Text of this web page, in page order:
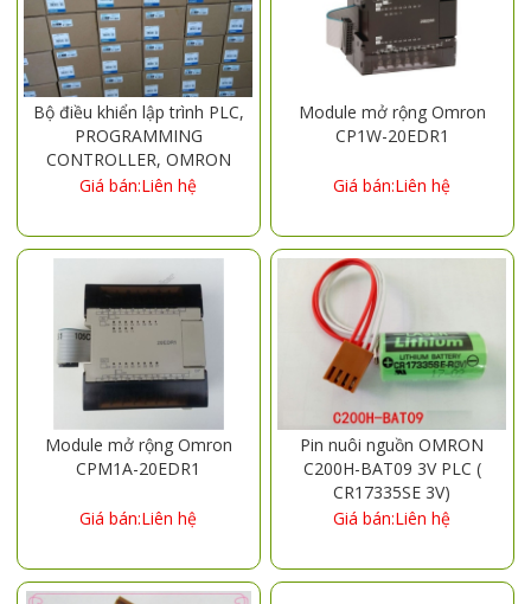
Bộ điều khiển lập trình PLC,
PROGRAMMING
CONTROLLER, OMRON
CPM2AE-60CDR-A, CPM2A-
CPM2A-40CDR-A, CPM2A-
60CDR-A, CPM2A-30CDR-
D, CPM2A-40CDR-D,
CPM2A-60CDR-D, CPM2A-
30CDT-D, CPM2A-40CDT-
D, CPM2A-60CDT-D,
CPM2AH-20CDR-A,
CPM2AH-30CDR-A
Giá bán:Liên hệ
Module mở rộng Omron
CP1W-20EDR1
Giá bán:Liên hệ
Module mở rộng Omron
CPM1A-20EDR1
Giá bán:Liên hệ
Pin nuôi nguồn OMRON
C200H-BAT09 3V PLC (
CR17335SE 3V)
Giá bán:Liên hệ